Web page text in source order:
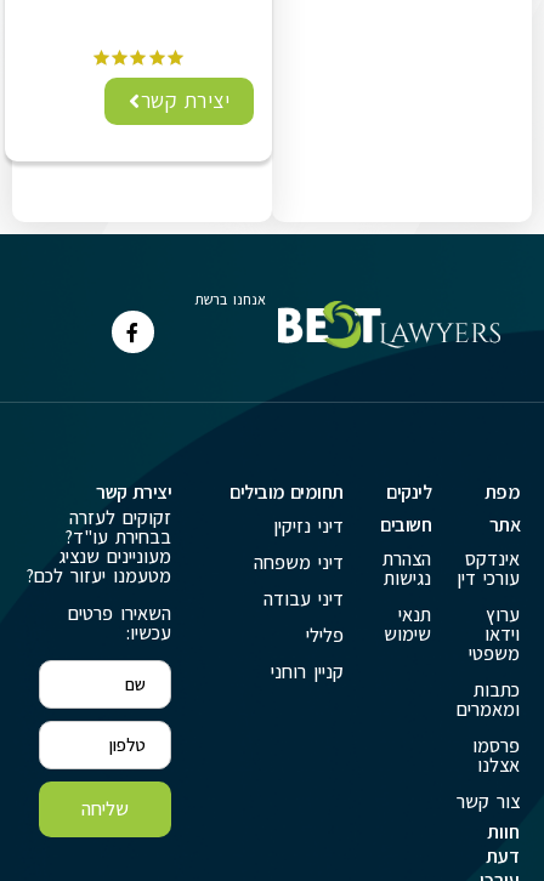
יצירת קשר
אנחנו ברשת
מפת
אתר
אינדקס
עורכי דין
ערוץ
וידאו
משפטי
כתבות
ומאמרים
פרסמו
אצלנו
צור קשר
חוות
דעת
לינקים
חשובים
הצהרת
נגישות
תנאי
שימוש
תחומים מובילים
דיני נזיקין
דיני משפחה
דיני עבודה
פלילי
קניין רוחני
יצירת קשר
זקוקים לעזרה
בבחירת עו"ד?
מעוניינים שנציג
מטעמנו יעזור לכם?
השאירו פרטים
עכשיו:
שליחה